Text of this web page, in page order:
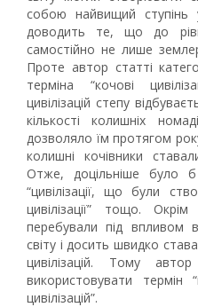
собою найвищий
доводить те, що до
самостійно не лише
Проте автор статті
терміна “кочові
цивілізацій степу
кількості колишніх
дозволяло їм протягом
колишні кочівники
Отже, доцільніше було б
“цивілізації, що були
цивілізації” тощо.
перебували під впливом
світу і досить швидко
цивілізацій. Тому
використовувати термін
цивілізацій”.